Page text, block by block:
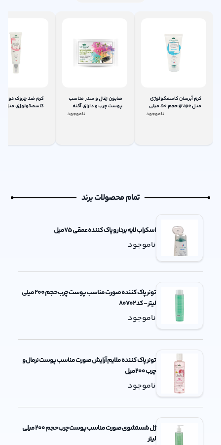
کرم آبرسان کاسمکولوژی
مدل grape حجم 50 میلی
ناموجود
صابون زغال و سدر مناسب
پوست چرب و دارای آکنه
ناموجود
کرم ضد چروک دور
تمام محصولات برند
اسکراب لایه بردار و پاک کننده عمقی 75میل
ناموجود
تونر پاک کننده صورت مناسب پوست چرب حجم 200 میلی
لیتر - کد 80702
ناموجود
تونر پاک کننده ملایم آرایش صورت مناسب پوست نرمال و
چرب 200میل
ناموجود
ژل شستشوی صورت مناسب پوست چرب حجم 200 میلی
لیتر